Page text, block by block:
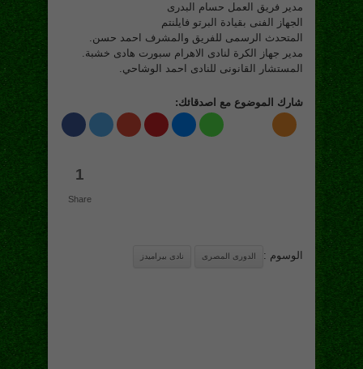
مدير فريق العمل حسام البدرى
الجهاز الفنى بقيادة البرتو فايلنتم
المتحدث الرسمى للفريق والمشرف احمد حسن.
مدير جهاز الكرة لنادى الاهرام سبورت هادى خشبة.
المستشار القانونى للنادى احمد الوشاحي.
شارك الموضوع مع اصدقائك:
1
Share
الوسوم : الدورى المصرى نادى بيراميدز